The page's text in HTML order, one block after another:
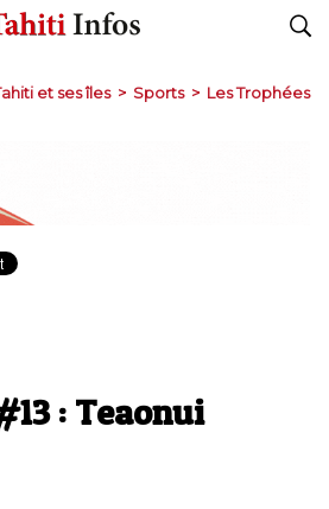
et ses îles > Sports > Les Trophées
: Teaonui